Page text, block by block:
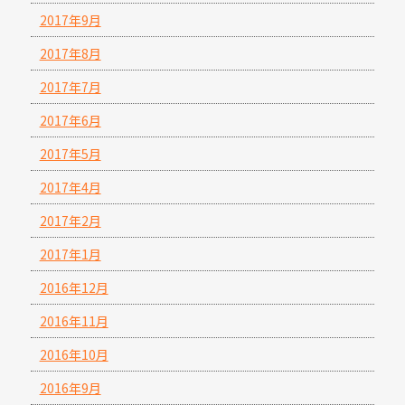
2017年9月
2017年8月
2017年7月
2017年6月
2017年5月
2017年4月
2017年2月
2017年1月
2016年12月
2016年11月
2016年10月
2016年9月